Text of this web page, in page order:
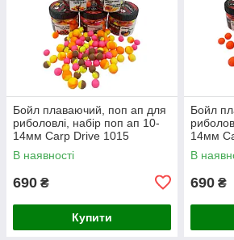
Бойл плаваючий, поп ап для
риболовлі, набір поп ап 10-
14мм Carp Drive 1015
В наявності
690 ₴
Купити
Бойл
14мм
В
690 ₴